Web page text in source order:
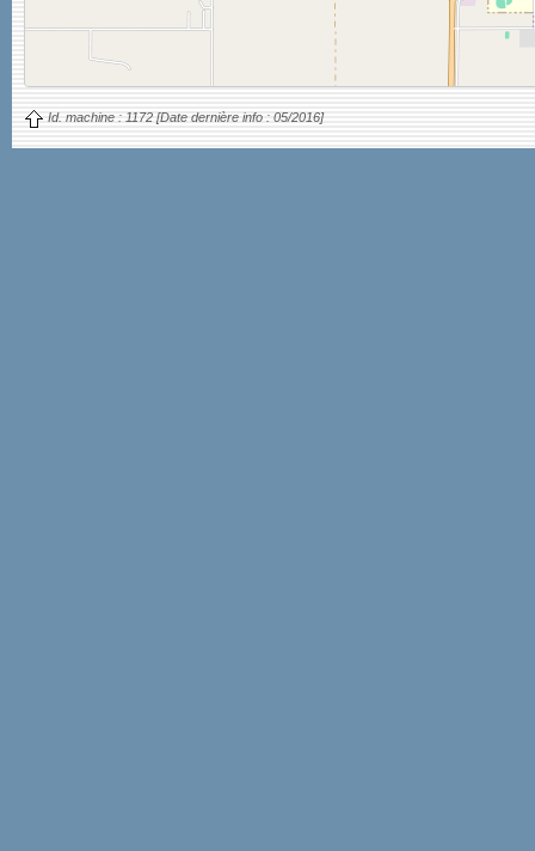
Id. machine : 1172 [Date dernière info : 05/2016]